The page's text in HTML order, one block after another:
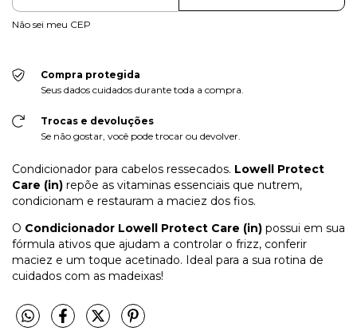
Não sei meu CEP
Compra protegida
Seus dados cuidados durante toda a compra.
Trocas e devoluções
Se não gostar, você pode trocar ou devolver.
Condicionador para cabelos ressecados. Lowell Protect
Care (in) repõe as vitaminas essenciais que nutrem,
condicionam e restauram a maciez dos fios.
O Condicionador Lowell Protect Care (in) possui em sua
fórmula ativos que ajudam a controlar o frizz, conferir
maciez e um toque acetinado. Ideal para a sua rotina de
cuidados com as madeixas!